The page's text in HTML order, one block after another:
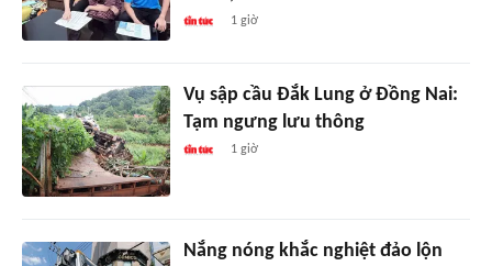
1 giờ
Vụ sập cầu Đắk Lung ở Đồng Nai:
Tạm ngưng lưu thông
1 giờ
Nắng nóng khắc nghiệt đảo lộn